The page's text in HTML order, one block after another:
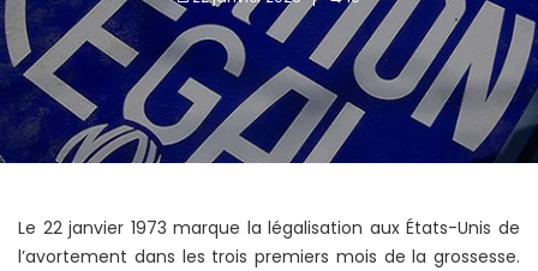
Le 22 janvier 1973 marque la légalisation aux États-Unis de
l’avortement dans les trois premiers mois de la grossesse.